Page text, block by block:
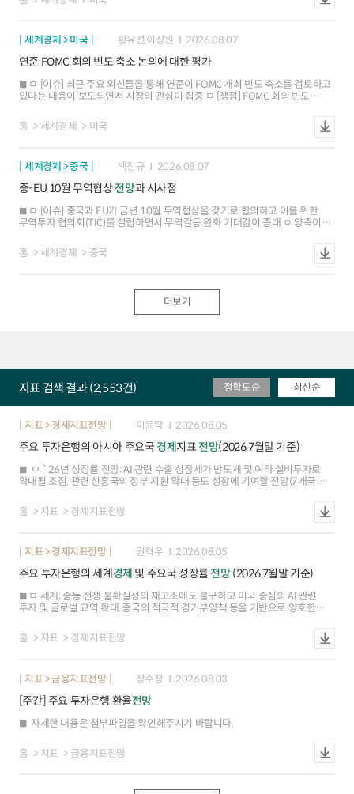
하락 등)에 기인 ㅁ [시사점] 금번 고용 부진에도 불구하고 연준은 물가에 초점을
세계경제 > 미국 황유선,이상원 2026.08.07
연준 FOMC 회의 빈도 축소 논의에 대한 평가
ㅁ [이슈] 최근 주요 외신들을 통해 연준이 FOMC 개최 빈도 축소를 검토하고
있다는 내용이 보도되면서 시장의 관심이 집중 ㅁ [쟁점] FOMC 회의 빈도
개최 빈도를 변경한 선례가 존재 ㅁ [평가] 연준이 FOMC 회의 빈도 또는 일정을
조정할 유인은 존재. 단, 시장에서는 통화정책 투명성 저하 등에 따른 혼란을
홈 세계경제 미국
세계경제 > 중국 백진규 2026.08.07
중-EU 10월 무역협상전망과 시사점
ㅁ [이슈] 중국과 EU가 금년 10월 무역협상을 갖기로 합의하고 이를 위한
무역투자 협의회(TIC)를 설립하면서 무역갈등 완화 기대감이 증대 ㅇ 양측이
배경] 유럽의 대중 무역적자가 크게 확대되면서 산업경쟁력 약화, 고용 불안
등의 문제가 부각. 또한 대외 불확실성 등으로 중국과 유럽의 협력 필요성도
불균형이 더욱 심화 ㅇ (산업경쟁력 약화) 중국산 저가제품 유입이 유럽
제조업의 가격경쟁을 심화시키면서 관련 산업의 투자 위축과 고용 둔화 등이
가시화되어 이를 조정할 필요 ㅇ (중-EU 협력 필요성) 한편, 미국의 무역규제가
협상이 제한적일 소지 ㅇ (대중 관세조정 전망) EU가 중국산 플러그인
하이브리드차와 화학제품 등의 관세를 인상하고 기존의 철강 우회수출 통제와
전자상거래 규제 등도 강화할 전망 ㅇ (공급망공정무역 협상 난항 예상) 반면, △
희토류 공급 안정 △과잉 보조금 문제 △지식재산권 보호 등은 타협이 어려워
이탈리아 등이 대중 강경 대응을 주장하나, 독일과 스페인 등은 신중한
무역격차가 다소 축소되겠으나, 유럽이 근본적인 대중 의존도를 해소하기는
등으로 유럽과의 제조수출 경쟁이 더욱 치열해지는 한편, 유럽의 대중 의존도도
지속되고 있어 금번 협상 이후에도 견제가 지속될 소지
홈 세계경제 중국
더보기
지표 검색 결과 (2,553건) 정확도순 최신순
지표 > 경제지표전망 이윤탁 2026.08.05
주요 투자은행의 아시아 주요국 경제지표 전망(2026.7월말 기준)
ㅁ `26년 성장률 전망: AI 관련 수출 성장세가 반도체 및 여타 설비투자로
확대될 조짐. 관련 신흥국의 정부 지원 확대 등도 성장에 기여할 전망(7개국▲,
한국(+0.2%p), 인도(+0.2%p), 태국(+0.2%p) 등 상승. 홍콩(-0.1%p) 하락 ㅇ
베트남(0.9%p): 2분기 성장률이 관광객 증가에 따른 소비 회복에 힘입어 8.1%
18.3%2Q 4.6%)와 소비(4.9%2.9%) 등이 둔화. 정부가 외자 유치를 위해
소지
홈 지표 경제지표전망
지표 > 경제지표전망 권혁우 2026.08.05
주요 투자은행의 세계 경제 및 주요국 성장률전망(2026.7월말 기준)
ㅁ 세계: 중동 전쟁 불확실성의 재고조에도 불구하고 미국 중심의 AI 관련
투자 및 글로벌 교역 확대, 중국의 적극적 경기부양책 등을 기반으로 양호한
민간수요 +3.9%, 3년래 최고, 전기비 연율)한 수준을 이어갔으나 AI
투자에기인한 수입 증가, 정부 지출 감소 등으로 2분기 성장률(1.5%, 예상
(7월 FOMC, 3인 인상 지지)됨에 따라 금리 인상 전망은 확대(주요 IB 10곳 중
속에서도 가계 소비(5월 소매판매 1.6%, 이전 0.9%, yoy) 성장세 강화,
경기선행지표 개선(7월 종합 PMI 51.9, 이전 50.0),국방비 지출 확대를 반영해
성장률 전망을 상향(J.P.Morgan) 경제활동이 예상보다 양호(2분기
2.8%, yoy)상승에 대한 경계심이 지속됨에 따라 ECB의 9월 추가 금리 인상이
지진에 의한 생산 차질 등 하방위험이 상존(Nomura) ㅇ 중국: AI를 비롯한 첨단
홈 지표 경제지표전망
지표 > 금융지표전망 장수창 2026.08.03
[주간] 주요 투자은행 환율전망
자세한 내용은 첨부파일을 확인해주시기 바랍니다.
홈 지표 금융지표전망